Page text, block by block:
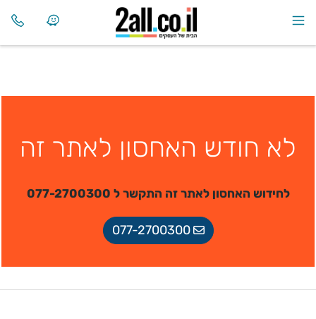
לא חודש האחסון לאתר זה
לחידוש האחסון לאתר זה התקשר ל 077-2700300
077-2700300